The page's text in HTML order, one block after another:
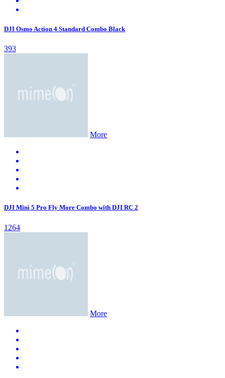
DJI Osmo Action 4 Standard Combo Black
393
More
DJI Mini 5 Pro Fly More Combo with DJI RC 2
1264
More